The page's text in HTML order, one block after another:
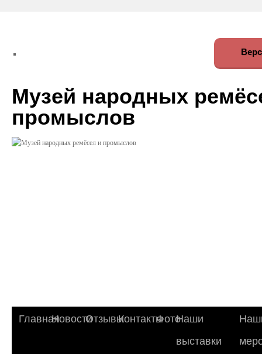
Музей народных
промыслов
ГлавнаяНовостиОтзывыКонтактыФотоНаши
выставки